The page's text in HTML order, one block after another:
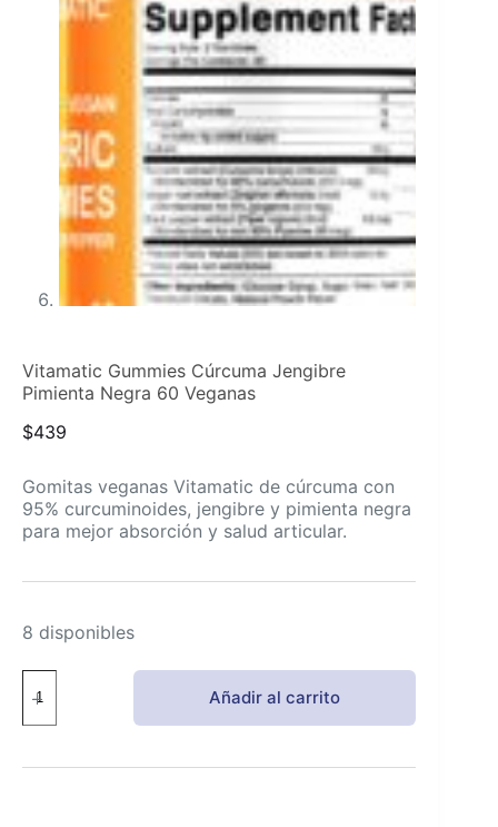
Vitamatic Gummies Cúrcuma Jengibre
Pimienta Negra 60 Veganas
$439
Gomitas veganas Vitamatic de cúrcuma con
95% curcuminoides, jengibre y pimienta negra
para mejor absorción y salud articular.
8 disponibles
Gummies
Cúrcuma
Pimienta
Añadir al carrito